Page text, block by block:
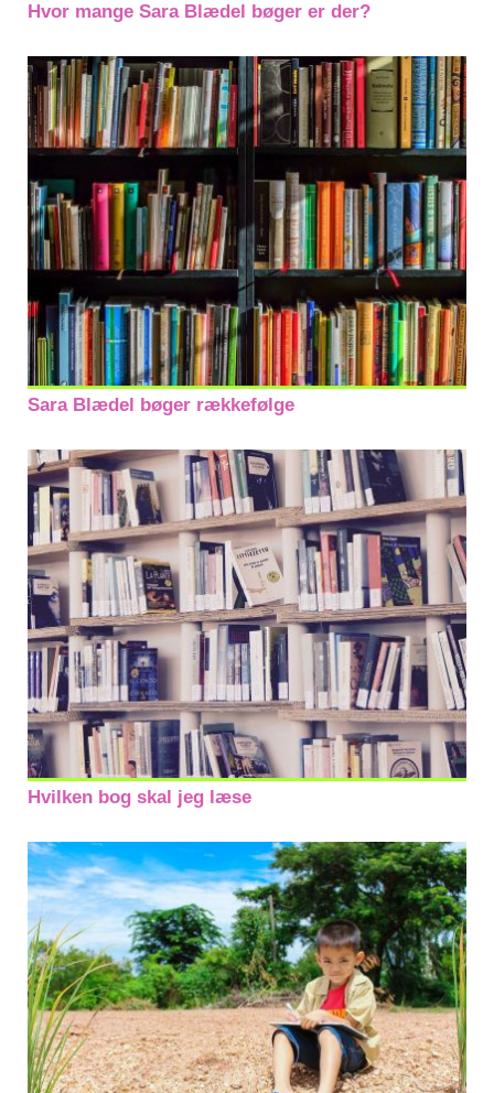
Hvor mange Sara Blædel bøger er der?
Sara Blædel bøger rækkefølge
Hvilken bog skal jeg læse